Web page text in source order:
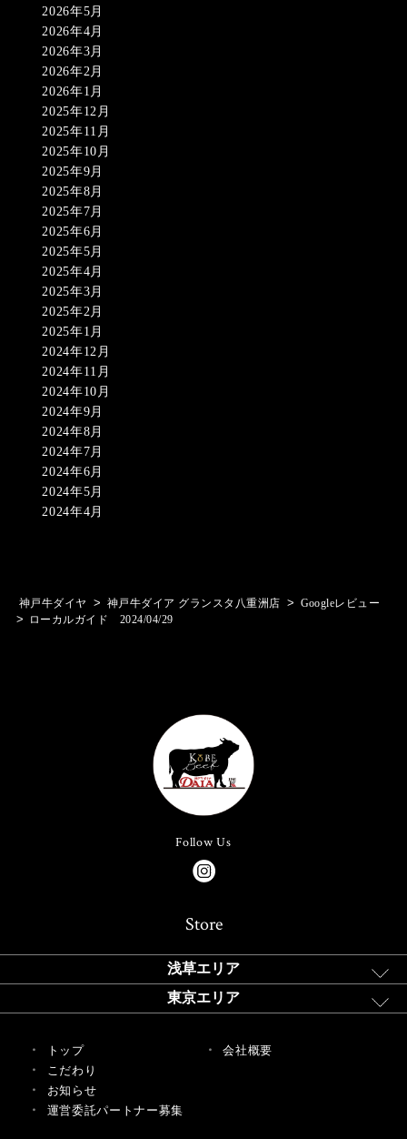
2026年5月
2026年4月
2026年3月
2026年2月
2026年1月
2025年12月
2025年11月
2025年10月
2025年9月
2025年8月
2025年7月
2025年6月
2025年5月
2025年4月
2025年3月
2025年2月
2025年1月
2024年12月
2024年11月
2024年10月
2024年9月
2024年8月
2024年7月
2024年6月
2024年5月
2024年4月
神戸牛ダイヤ > 神戸牛ダイア グランスタ八重洲店 > Googleレビュー
> ローカルガイド 2024/04/29
Follow Us
Store
浅草エリア
東京エリア
トップ
こだわり
お知らせ
運営委託パートナー募集
会社概要